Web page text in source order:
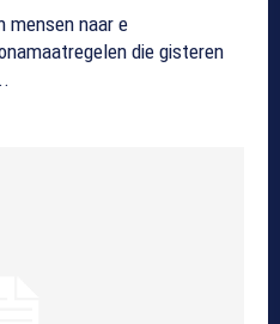
mensen naar e
die gisteren